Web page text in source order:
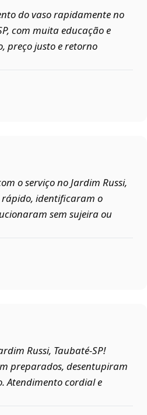
do vaso rapidamente no
com muita educação e
preço justo e retorno
o serviço no Jardim Russi,
rápido, identificaram o
sem sujeira ou
Russi, Taubaté‑SP!
preparados, desentupiram
Atendimento cordial e